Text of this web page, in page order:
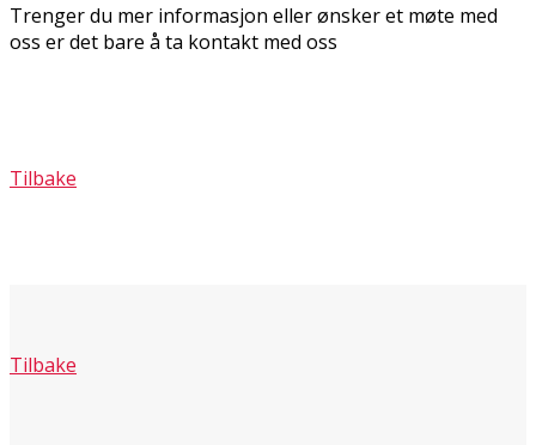
Trenger du mer informasjon eller ønsker et møte med
oss er det bare å ta kontakt med oss
Tilbake
Tilbake